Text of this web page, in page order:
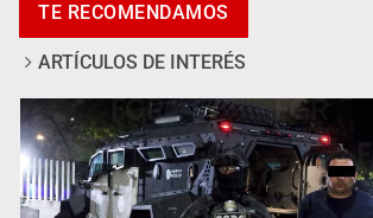
TE RECOMENDAMOS
ARTÍCULOS DE INTERÉS